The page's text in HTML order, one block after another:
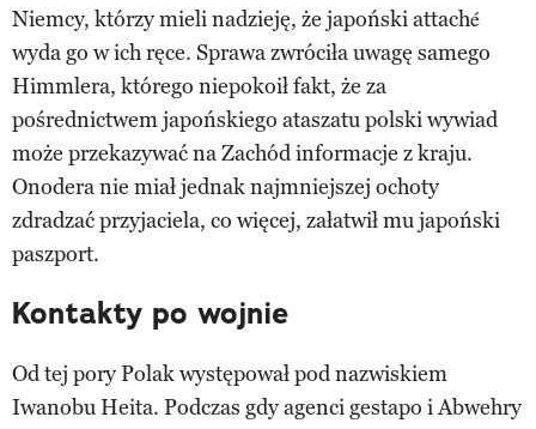
Niemcy, którzy mieli nadzieję, że japoński attaché
wyda go w ich ręce. Sprawa zwróciła uwagę samego
Himmlera, którego niepokoił fakt, że za
pośrednictwem japońskiego ataszatu polski wywiad
może przekazywać na Zachód informacje z kraju.
Onodera nie miał jednak najmniejszej ochoty
zdradzać przyjaciela, co więcej, załatwił mu japoński
paszport.
Kontakty po wojnie
Od tej pory Polak występował pod nazwiskiem
Iwanobu Heita. Podczas gdy agenci gestapo i Abwehry